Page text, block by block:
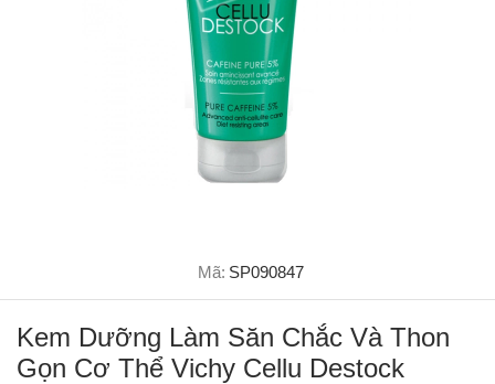
Mã: SP090847
Kem Dưỡng Làm Săn Chắc Và Thon
Gọn Cơ Thể Vichy Cellu Destock